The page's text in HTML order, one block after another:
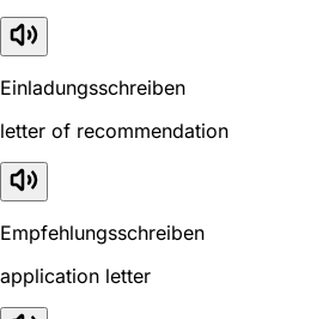
Einladungsschreiben
letter of recommendation
Empfehlungsschreiben
application letter